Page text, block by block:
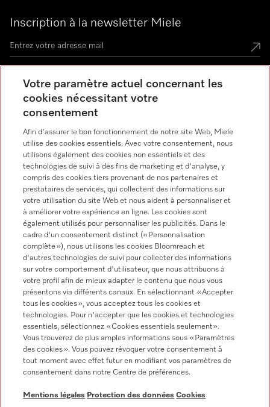
Inscription à la newsletter Miele
Contact contact@miele-support.be
Langue
Informations légales
CGV
Protection des données
Conditions d’utilisation
Digital Services Act
Miele sur Facebook
Miele sur YoutubeMiele sur Instagram
Miele sur Pinterest
Votre paramètre actuel concernant les
cookies nécessitant votre
consentement
Afin d'assurer le bon fonctionnement de notre site Web, Miele
utilise des cookies essentiels. Avec votre consentement, nous
utilisons également des cookies non essentiels et des
technologies de suivi à des fins de marketing et d'analyse, y
compris des cookies tiers provenant de nos partenaires et
prestataires de services, qui collectent des informations sur
votre utilisation du site Web et nous aident à personnaliser et
à améliorer votre expérience en ligne. Les cookies sont
également utilisés pour personnaliser les publicités. Dans le
cadre d'un consentement distinct (« Personnalisation
complète »), nous utilisons les cookies Bloomreach et
d'autres technologies de suivi pour collecter des informations
sur votre comportement d'utilisateur, que nous attribuons à
votre profil afin de mieux adapter le contenu que nous vous
présentons via différents canaux. En sélectionnant « Accepter
tous les cookies », vous acceptez tous les cookies et
technologies. Pour n'accepter que les cookies et technologies
essentiels, sélectionnez « Cookies essentiels seulement».
Vous trouverez de plus amples informations sous « Paramètres
des cookies ». Vous pouvez révoquer votre consentement à
tout moment avec effet futur en modifiant vos paramètres de
consentement dans notre Centre de préférences.
Mentions légales Protection des données Cookies